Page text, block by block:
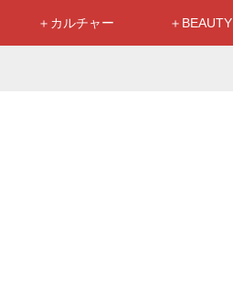
＋カルチャー ＋BEAUTY